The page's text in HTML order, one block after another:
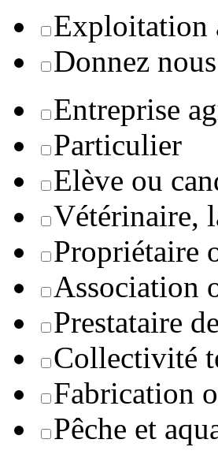
Exploitation
Donnez
Entreprise
Particulier
Elève ou
Vétérinaire,
Propriétaire
Association
Prestataire
Collectivité
Fabrication
Pêche et